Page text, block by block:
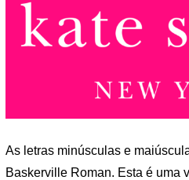
As letras minúsculas e
Baskerville Roman. Esta é uma